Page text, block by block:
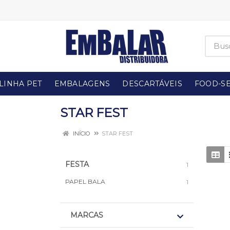
PET EMBALAGENS DESCARTÁVEIS FOOD-
STAR FEST
INÍCIO STAR FEST
FESTA 1
PAPEL BALA 1
MARCAS